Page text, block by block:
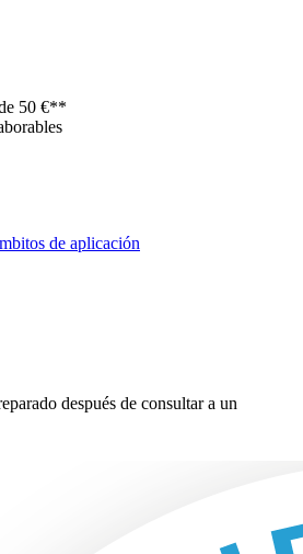
50 €**
de aplicación
después de consultar a un